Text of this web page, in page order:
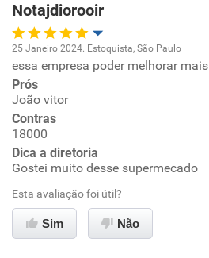
Recomenda a diretoria
Notajdiorooir
Oportunidade de promoção
Ambiente de trabalho
Conciliação com a vida familiar
Recomenda esta empresa
25 Janeiro 2024. Estoquista, São Paulo
essa empresa poder melhorar mais
Prós
João vitor
Contras
18000
Dica a diretoria
Gostei muito desse supermecado
Esta avaliação foi útil?
Sim Não